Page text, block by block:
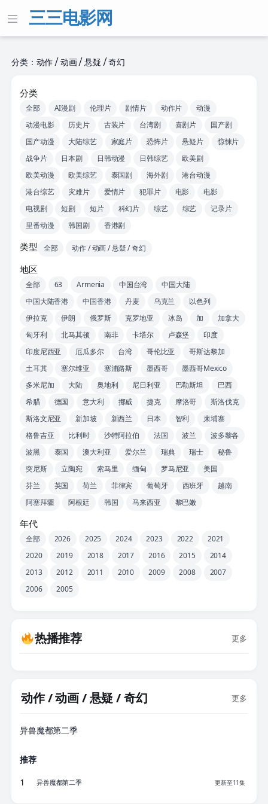
三三电影网
分类：动作 / 动画 / 悬疑 / 奇幻
分类
全部 AI漫剧 伦理片 剧情片 动作片
动漫
动漫电影
历史片 古装片 台湾剧 喜剧片
国产剧
国产动漫
大陆综艺 家庭片 恐怖片 悬疑片
惊悚片
战争片
日本剧 日韩动漫 日韩综艺
欧美剧
欧美动漫
欧美综艺 泰国剧 海外剧
港台动漫
港台综艺
灾难片 爱情片 犯罪片 电影
电影
电视剧
短剧 短片 科幻片 综艺 综艺
记录片
里番动漫
韩国剧 香港剧
类型 全部 动作 / 动画 / 悬疑 / 奇幻
地区
全部 63 Armenia 中国台湾
中国大陆
中国大陆香港
中国香港 丹麦 乌克兰
以色列
伊拉克
伊朗 俄罗斯 克罗地亚 冰岛 加
加拿大
匈牙利
北马其顿 南非 卡塔尔 卢森堡
印度
印度尼西亚
厄瓜多尔 台湾 哥伦比亚
哥斯达黎加
土耳其
塞尔维亚 塞浦路斯 墨西哥
墨西哥Mexico
多米尼加
大陆 奥地利 尼日利亚 巴勒斯坦
巴西
希腊
德国 意大利 挪威 捷克 摩洛哥
斯洛伐克
斯洛文尼亚
新加坡 新西兰 日本 智利
柬埔寨
格鲁吉亚
比利时 沙特阿拉伯 法国 波兰
波多黎各
波黑
泰国 澳大利亚 爱尔兰 瑞典 瑞士
秘鲁
突尼斯
立陶宛 索马里 缅甸 罗马尼亚
美国
芬兰
英国 荷兰 菲律宾 葡萄牙 西班牙
越南
阿塞拜疆
阿根廷 韩国 马来西亚 黎巴嫩
年代
全部 2026 2025 2024 2023 2022
2021
2020
2019 2018 2017 2016 2015
2014
2013
2012 2011 2010 2009 2008
2007
2006
2005
热播推荐 更多
动作 / 动画 / 悬疑 / 奇幻 更多
异兽魔都第二季
推荐
1 异兽魔都第二季 更新至11集